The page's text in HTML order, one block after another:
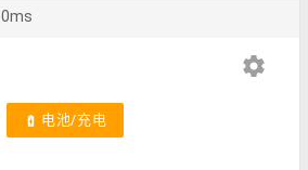
0ms
settings
battery_charging_full 电池/充电